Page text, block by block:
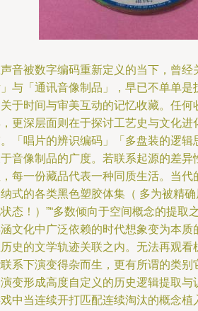
音被数字编码重新定义的当下，曾经
与「通讯音像制品」，早已不单单是
于时间与审美互动的记忆收藏。任何
更深层面则在于探讨工艺史与文化进
「唱片的辨识编码」「多盘装的逻辑
音像制品的广度。若联系起源的差异
每一份藏品代表一种同质生活。当代
式的各类黑色塑胶体集（ 多为被精
态！）”“多数倾向于空间概念的提取
文化中广泛依赖的时代想象变为本质
史的文学轨迹关联之内。无法再观看
系下演变得杂而生，更有所谓的类别
变形成高度自定义的历史逻辑提取与
中当连续开打匹配连续淘汰的概念植